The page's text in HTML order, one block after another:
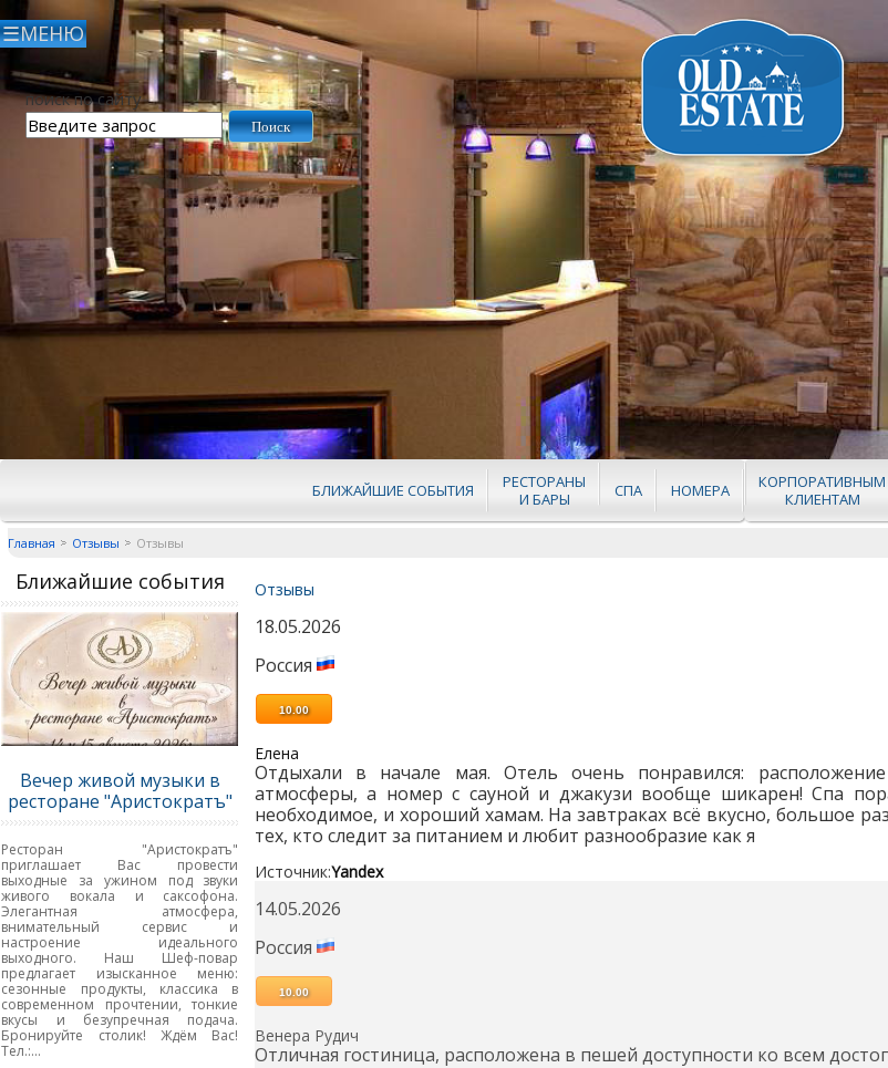
поиск по сайту
НОМЕРА
СПА
РЕСТОРАНЫ
И БАРЫ
БЛИЖАЙШИЕ СОБЫТИЯ
КОРПОРАТИВНЫМ
КЛИЕНТАМ
Главная Отзывы Отзывы
Ближайшие события
Вечер живой музыки в
ресторане "Аристократъ"
Ресторан "Аристократъ"
приглашает Вас провести
выходные за ужином под звуки
живого вокала и саксофона.
Элегантная атмосфера,
внимательный сервис и
настроение идеального
выходного. Наш Шеф-повар
предлагает изысканное меню:
сезонные продукты, классика в
современном прочтении, тонкие
вкусы и безупречная подача.
Бронируйте столик! Ждём Вас!
Тел.:...
Отзывы
18.05.2026
Россия
10.00
Елена
Отдыхали в начале мая. Отель очень понравился:
атмосферы, а номер с сауной и джакузи вообще шикарен! Спа
необходимое, и хороший хамам. На завтраках всё вкусно, большое
тех, кто следит за питанием и любит разнообразие как я
Источник:Yandex
14.05.2026
Россия
10.00
Венера Рудич
Отличная гостиница, расположена в пешей доступности ко всем